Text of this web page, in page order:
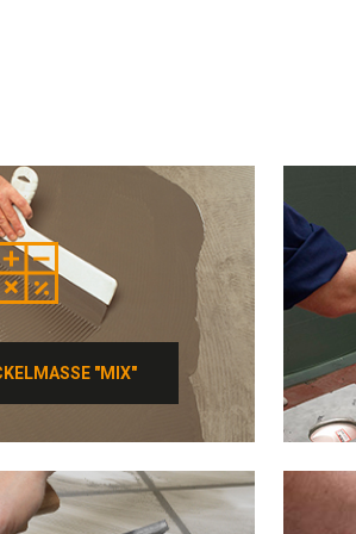
"MIX"
"MIX"